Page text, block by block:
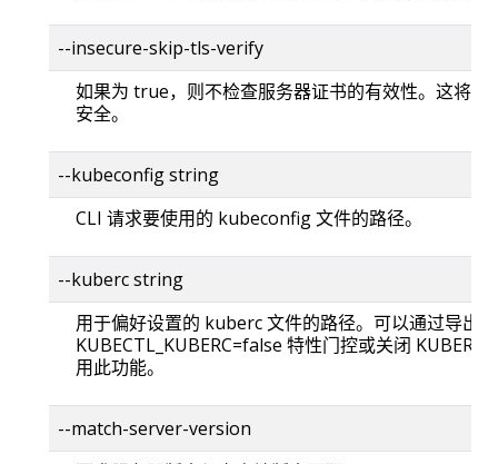
--insecure-skip-tls-verify
如果为 true，则不检查服务器证书的有效性。这将使
安全。
--kubeconfig string
CLI 请求要使用的 kubeconfig 文件的路径。
--kuberc string
用于偏好设置的 kuberc 文件的路径。可以通过导出
KUBECTL_KUBERC=false 特性门控或关闭
用此功能。
--match-server-version